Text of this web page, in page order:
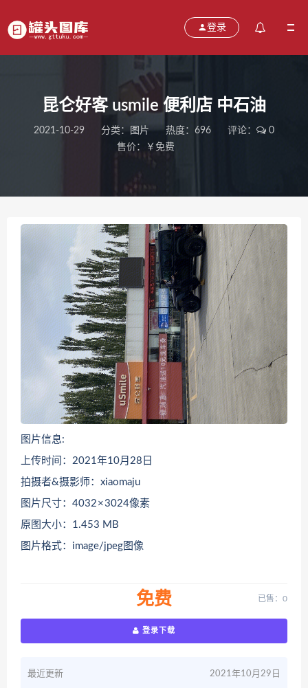
登录
昆仑好客 usmile 便利店 中石油
2021-10-29 分类： 图片 热度：696 评论：
0
售价：￥免费
图片信息:
上传时间：2021年10月28日
拍摄者&摄影师：xiaomaju
图片尺寸：4032 × 3024像素
原图大小：1.453 MB
图片格式：image/jpeg图像
免费 已售：0
登录下载
最近更新 2021年10月29日